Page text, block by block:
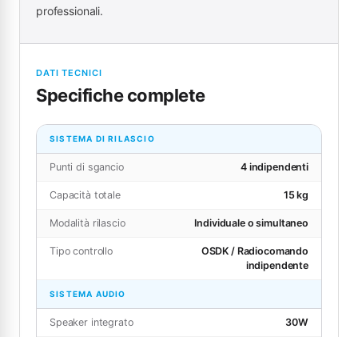
professionali.
DATI TECNICI
Specifiche complete
SISTEMA DI RILASCIO
Punti di sgancio 4 indipendenti
Capacità totale 15 kg
Modalità rilascio Individuale o simultaneo
Tipo controllo
OSDK / Radiocomando
indipendente
SISTEMA AUDIO
Speaker integrato 30W